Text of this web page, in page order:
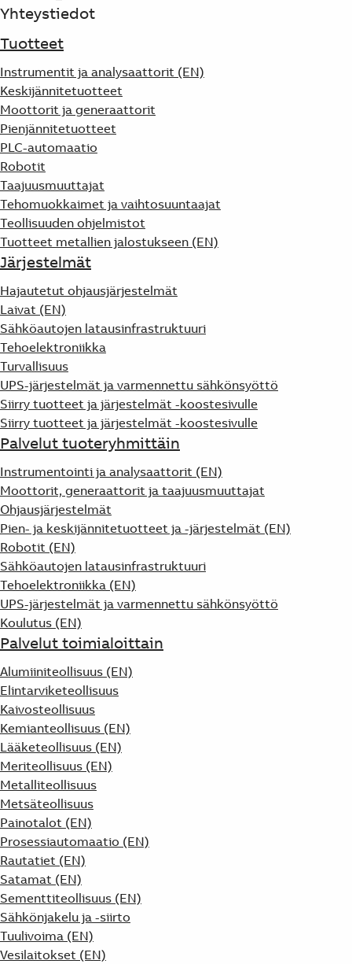
Yhteystiedot
Tuotteet
Instrumentit ja analysaattorit (EN)
Keskijännitetuotteet
Moottorit ja generaattorit
Pienjännitetuotteet
PLC-automaatio
Robotit
Taajuusmuuttajat
Tehomuokkaimet ja vaihtosuuntaajat
Teollisuuden ohjelmistot
Tuotteet metallien jalostukseen (EN)
Järjestelmät
Hajautetut ohjausjärjestelmät
Laivat (EN)
Sähköautojen latausinfrastruktuuri
Tehoelektroniikka
Turvallisuus
UPS-järjestelmät ja varmennettu sähkönsyöttö
Siirry tuotteet ja järjestelmät -koostesivulle
Siirry tuotteet ja järjestelmät -koostesivulle
Palvelut tuoteryhmittäin
Instrumentointi ja analysaattorit (EN)
Moottorit, generaattorit ja taajuusmuuttajat
Ohjausjärjestelmät
Pien- ja keskijännitetuotteet ja -järjestelmät (EN)
Robotit (EN)
Sähköautojen latausinfrastruktuuri
Tehoelektroniikka (EN)
UPS-järjestelmät ja varmennettu sähkönsyöttö
Koulutus (EN)
Palvelut toimialoittain
Alumiiniteollisuus (EN)
Elintarviketeollisuus
Kaivosteollisuus
Kemianteollisuus (EN)
Lääketeollisuus (EN)
Meriteollisuus (EN)
Metalliteollisuus
Metsäteollisuus
Painotalot (EN)
Prosessiautomaatio (EN)
Rautatiet (EN)
Satamat (EN)
Sementtiteollisuus (EN)
Sähkönjakelu ja -siirto
Tuulivoima (EN)
Vesilaitokset (EN)